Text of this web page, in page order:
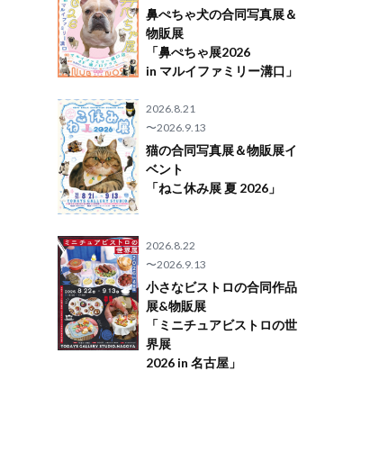
鼻ぺちゃ犬の合同写真展＆
物販展
「鼻ぺちゃ展2026
in マルイファミリー溝口」
2026.8.21
〜2026.9.13
猫の合同写真展＆物販展イ
ベント
「ねこ休み展 夏 2026」
2026.8.22
〜2026.9.13
小さなビストロの合同作品
展&物販展
「ミニチュアビストロの世
界展
2026 in 名古屋」